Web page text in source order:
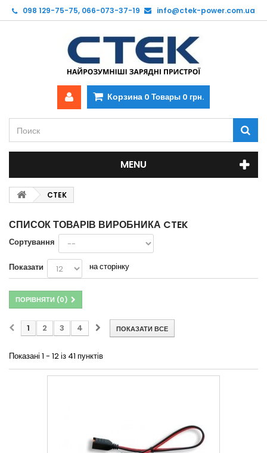
098 129-75-75, 066-073-37-19 info@ctek-power.com.ua
Корзина 0 Товары 0 грн.
MENU
CTEK
СПИСОК ТОВАРІВ ВИРОБНИКА CTEK
Сортування
Показати на сторінку
ПОРІВНЯТИ (0)
ПОКАЗАТИ ВСЕ
1 2 3 4
Показані 1 - 12 із 41 пунктів